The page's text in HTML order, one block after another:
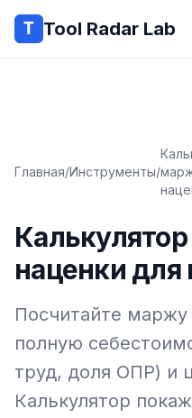
Tool Radar Lab
Главная/Инструменты/
наценки для
Посчитайте
полную
труд, доля ОПР) и
Калькулятор